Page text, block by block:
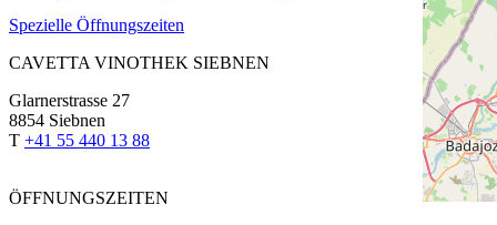
Spezielle Öffnungszeiten
CAVETTA VINOTHEK SIEBNEN
Glarnerstrasse 27
8854 Siebnen
T +41 55 440 13 88
ÖFFNUNGSZEITEN